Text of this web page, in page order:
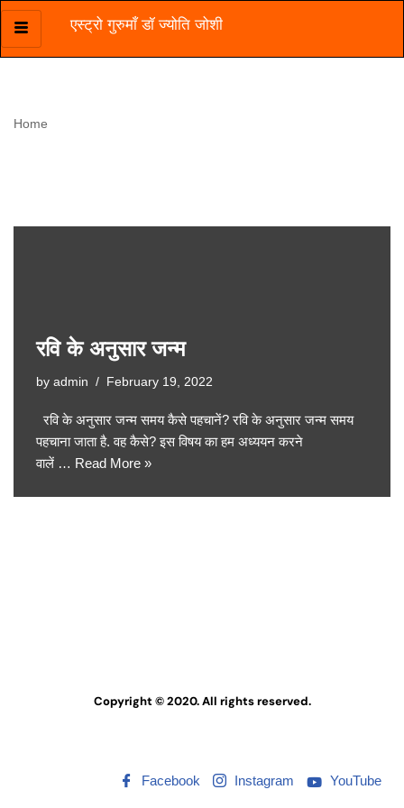
Skip
एस्ट्रो गुरुमाँ डॉ ज्योति जोशी
Home
रवि के अनुसार जन्म
by admin February 19, 2022
रवि के अनुसार जन्म समय कैसे पहचानें? रवि के अनुसार जन्म समय
पहचाना जाता है. वह कैसे? इस विषय का हम अध्ययन करने
वालें … Read More »
Copyright © 2020. All rights reserved.
Facebook Instagram YouTube